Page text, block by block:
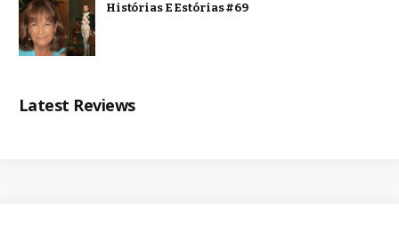
Histórias E Estórias #69
Latest Reviews